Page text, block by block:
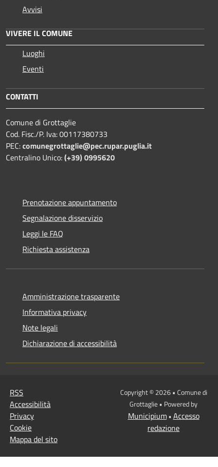
Avvisi
VIVERE IL COMUNE
Luoghi
Eventi
CONTATTI
Comune di Grottaglie
Cod. Fisc./P. Iva: 00117380733
PEC:comunegrottaglie@pec.rupar.puglia.it
Centralino Unico:(+39) 0995620
Prenotazione appuntamento
Segnalazione disservizio
Leggi le FAQ
Richiesta assistenza
Amministrazione trasparente
Informativa privacy
Note legali
Dichiarazione di accessibilità
RSS
Accessibilità
Privacy
Cookie
Mappa del sito
Copyright © 2026 • Comune di
Grottaglie • Powered by
Municipium• Accesso
redazione